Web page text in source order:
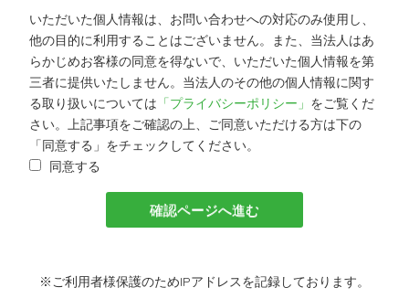
いただいた個人情報は、お問い合わせへの対応のみ使用し、
他の目的に利用することはございません。また、当法人はあ
らかじめお客様の同意を得ないで、いただいた個人情報を第
三者に提供いたしません。当法人のその他の個人情報に関す
る取り扱いについては 「プライバシーポリシー」 をご覧くだ
さい。上記事項をご確認の上、ご同意いただける方は下の
「同意する」をチェックしてください。
同意する
※ご利用者様保護のためIPアドレスを記録しております。